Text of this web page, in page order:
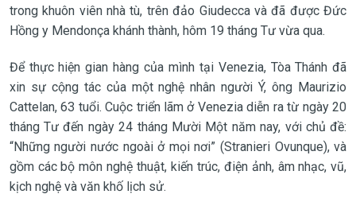
trong khuôn viên nhà tù, trên đảo Giudecca và đã được Đức
Hồng y Mendonça khánh thành, hôm 19 tháng Tư vừa qua.
Để thực hiện gian hàng của mình tại Venezia, Tòa Thánh đã
xin sự cộng tác của một nghệ nhân người Ý, ông Maurizio
Cattelan, 63 tuổi. Cuộc triển lãm ở Venezia diễn ra từ ngày 20
tháng Tư đến ngày 24 tháng Mười Một năm nay, với chủ đề:
“Những người nước ngoài ở mọi nơi” (Stranieri Ovunque), và
gồm các bộ môn nghệ thuật, kiến trúc, điện ảnh, âm nhạc, vũ,
kịch nghệ và văn khố lịch sử.